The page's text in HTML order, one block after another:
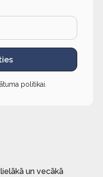
politikai
un vecākā